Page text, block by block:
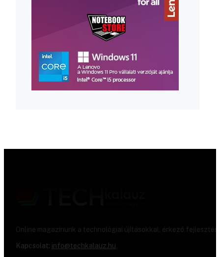
Online magazinunk a technológiai újításokkal, érkező
Kapcsolat: info@techkalauz.hu